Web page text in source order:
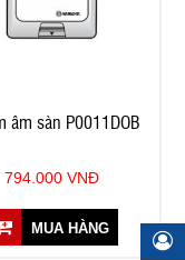
âm sàn P0011DOB
794.000 VNĐ
MUA HÀNG